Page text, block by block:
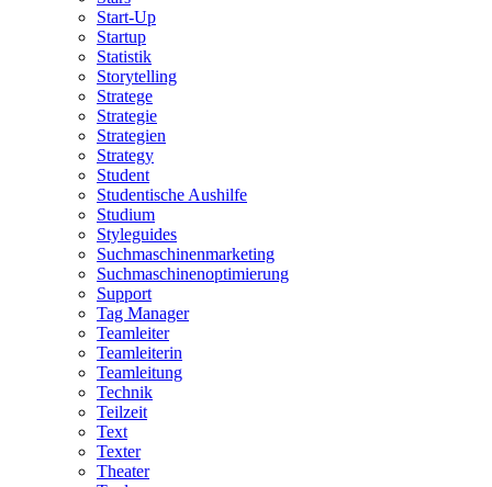
Start-Up
Startup
Statistik
Storytelling
Stratege
Strategie
Strategien
Strategy
Student
Studentische Aushilfe
Studium
Styleguides
Suchmaschinenmarketing
Suchmaschinenoptimierung
Support
Tag Manager
Teamleiter
Teamleiterin
Teamleitung
Technik
Teilzeit
Text
Texter
Theater